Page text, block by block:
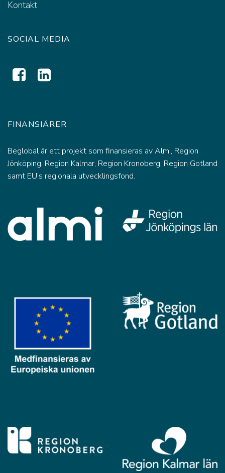
Kontakt
SOCIAL MEDIA
FINANSIÄRER
Beglobal är ett projekt som finansieras av Almi, Region
Jönköping, Region Kalmar, Region Kronoberg, Region Gotland
samt EU’s regionala utvecklingsfond.